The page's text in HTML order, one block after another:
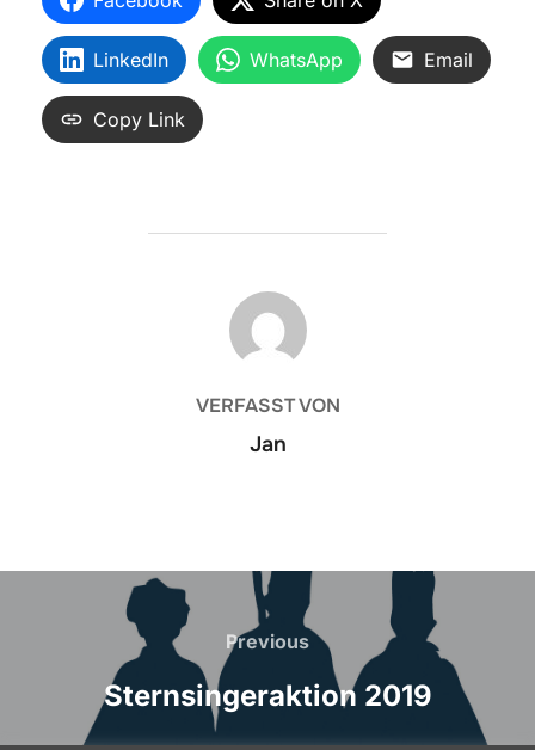
LinkedIn WhatsApp Email
Copy Link
BEITRAGSAUTOR
VERFASST VON
Jan
Beitragsnavigation
Previous
Previous
Sternsingeraktion 2019